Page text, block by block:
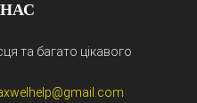
та багато цікавого